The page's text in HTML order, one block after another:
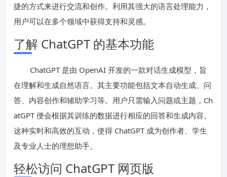
捷的方式来进行交流和创作。利用其强大的语言处理能力，
用户可以在多个领域中获得支持和灵感。
了解 ChatGPT 的基本功能
ChatGPT 是由 OpenAI 开发的一款对话生成模型，旨
在理解和生成自然语言。其主要功能包括文本自动生成、问
答、内容创作和辅助学习等。用户只需输入问题或主题，Ch
atGPT 便会根据其训练的数据进行相应的回答和生成内容。
这种实时和高效的互动，使得 ChatGPT 成为创作者、学生
及专业人士的理想助手。
轻松访问 ChatGPT 网页版